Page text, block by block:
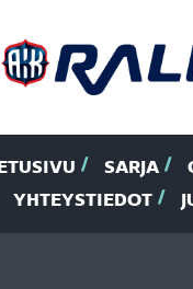
ETUSIVU SARJA
YHTEYSTIEDOT